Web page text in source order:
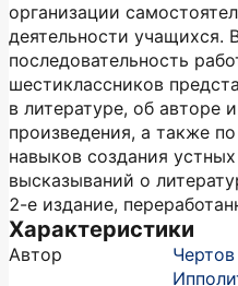
организации
деятельности учащихся.
последовательность
шестиклассников
в литературе, об авторе
произведения, а также
навыков создания
высказываний о
2-е издание,
Характеристики
Автор